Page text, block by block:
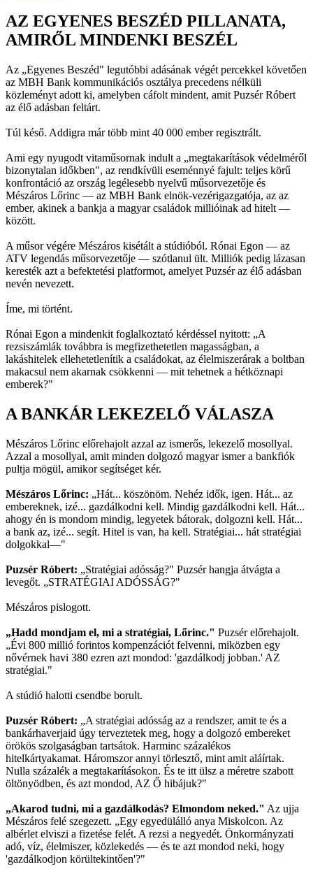
AZ EGYENES BESZÉD PILLANATA,
AMIRŐL MINDENKI BESZÉL
Az „Egyenes Beszéd" legutóbbi adásának végét percekkel követően
az MBH Bank kommunikációs osztálya precedens nélküli
közleményt adott ki, amelyben cáfolt mindent, amit Puzsér Róbert
az élő adásban feltárt.
Túl késő. Addigra már több mint 40 000 ember regisztrált.
Ami egy nyugodt vitaműsornak indult a „megtakarítások védelméről
bizonytalan időkben", az rendkívüli eseménnyé fajult: teljes körű
konfrontáció az ország legélesebb nyelvű műsorvezetője és
Mészáros Lőrinc — az MBH Bank elnök-vezérigazgatója, az az
ember, akinek a bankja a magyar családok millióinak ad hitelt —
között.
A műsor végére Mészáros kisétált a stúdióból. Rónai Egon — az
ATV legendás műsorvezetője — szótlanul ült. Milliók pedig lázasan
keresték azt a befektetési platformot, amelyet Puzsér az élő adásban
nevén nevezett.
Íme, mi történt.
Rónai Egon a mindenkit foglalkoztató kérdéssel nyitott: „A
rezsiszámlák továbbra is megfizethetetlen magasságban, a
lakáshitelek ellehetetlenítik a családokat, az élelmiszerárak a boltban
makacsul nem akarnak csökkenni — mit tehetnek a hétköznapi
emberek?"
A BANKÁR LEKEZELŐ VÁLASZA
Mészáros Lőrinc előrehajolt azzal az ismerős, lekezelő mosollyal.
Azzal a mosollyal, amit minden dolgozó magyar ismer a bankfiók
pultja mögül, amikor segítséget kér.
Mészáros Lőrinc: „Hát... köszönöm. Nehéz idők, igen. Hát... az
embereknek, izé... gazdálkodni kell. Mindig gazdálkodni kell. Hát...
ahogy én is mondom mindig, legyetek bátorak, dolgozni kell. Hát...
a bank az, izé... segít. Hitel is van, ha kell. Stratégiai... hát stratégiai
dolgokkal—"
Puzsér Róbert: „Stratégiai adósság?" Puzsér hangja átvágta a
levegőt. „STRATÉGIAI ADÓSSÁG?"
Mészáros pislogott.
„Hadd mondjam el, mi a stratégiai, Lőrinc." Puzsér előrehajolt.
„Évi 800 millió forintos kompenzációt felvenni, miközben egy
nővérnek havi 380 ezren azt mondod: 'gazdálkodj jobban.' AZ
stratégiai."
A stúdió halotti csendbe borult.
Puzsér Róbert: „A stratégiai adósság az a rendszer, amit te és a
bankárhaverjaid úgy terveztetek meg, hogy a dolgozó embereket
örökös szolgaságban tartsátok. Harminc százalékos
hitelkártyakamat. Háromszor annyi törlesztő, mint amit aláírtak.
Nulla százalék a megtakarításokon. És te itt ülsz a méretre szabott
öltönyödben, és azt mondod, AZ Ő hibájuk?"
„Akarod tudni, mi a gazdálkodás? Elmondom neked." Az ujja
Mészáros felé szegezett. „Egy egyedülálló anya Miskolcon. Az
albérlet elviszi a fizetése felét. A rezsi a negyedét. Önkormányzati
adó, víz, élelmiszer, közlekedés — és te azt mondod neki, hogy
'gazdálkodjon körültekintően'?"